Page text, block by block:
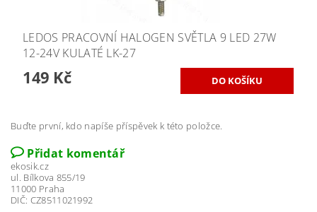
LEDOS PRACOVNÍ HALOGEN SVĚTLA 9 LED 27W
12-24V KULATÉ LK-27
149 Kč
Buďte první, kdo napíše příspěvek k této položce.
Přidat komentář
ekosik.cz
ul. Bílkova 855/19
11000 Praha
DIČ: CZ8511021992